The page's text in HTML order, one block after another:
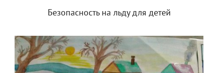
Безопасность на льду для детей